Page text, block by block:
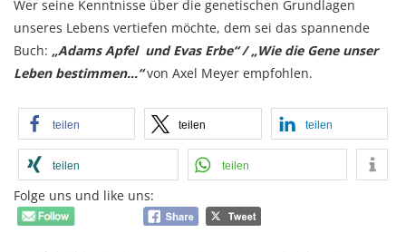
Wer seine Kenntnisse über die genetischen Grundlagen
unseres Lebens vertiefen möchte, dem sei das spannende
Buch: „Adams Apfel und Evas Erbe“ / „Wie die Gene unser
Leben bestimmen…“von Axel Meyer empfohlen.
teilen teilen teilen
teilen teilen
Folge uns und like uns: